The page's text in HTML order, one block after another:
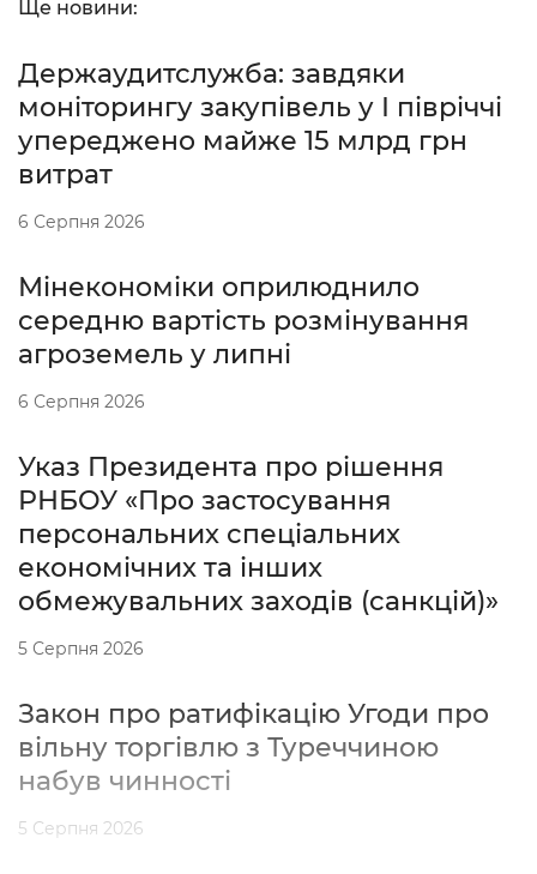
Ще новини:
Держаудитслужба: завдяки
моніторингу закупівель у І півріччі
упереджено майже 15 млрд грн
витрат
6 Серпня 2026
Мінекономіки оприлюднило
середню вартість розмінування
агроземель у липні
6 Серпня 2026
Указ Президента про рішення
РНБОУ «Про застосування
персональних спеціальних
економічних та інших
обмежувальних заходів (санкцій)»
5 Серпня 2026
Закон про ратифікацію Угоди про
вільну торгівлю з Туреччиною
набув чинності
5 Серпня 2026